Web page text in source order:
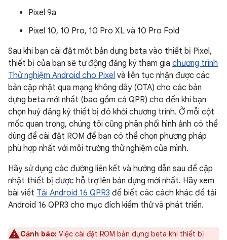
Pixel 9a
Pixel 10, 10 Pro, 10 Pro XL và 10 Pro Fold
Sau khi bạn cài đặt một bản dựng beta vào thiết bị Pixel,
thiết bị của bạn sẽ tự động đăng ký tham gia chương trình
Thử nghiệm Android cho Pixel và liên tục nhận được các
bản cập nhật qua mạng không dây (OTA) cho các bản
dựng beta mới nhất (bao gồm cả QPR) cho đến khi bạn
chọn huỷ đăng ký thiết bị đó khỏi chương trình. Ở mỗi cột
mốc quan trọng, chúng tôi cũng phân phối hình ảnh có thể
dùng để cài đặt ROM để bạn có thể chọn phương pháp
phù hợp nhất với môi trường thử nghiệm của mình.
Hãy sử dụng các đường liên kết và hướng dẫn sau để cập
nhật thiết bị được hỗ trợ lên bản dựng mới nhất. Hãy xem
bài viết Tải Android 16 QPR3 để biết các cách khác để tải
Android 16 QPR3 cho mục đích kiểm thử và phát triển.
Cảnh báo: Việc cài đặt ROM bản dựng beta khi thiết bị